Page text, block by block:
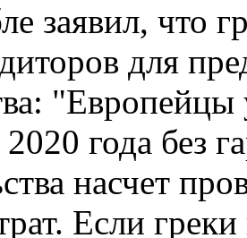
заявил, что
для
"Европейцы
года без
насчет
Если